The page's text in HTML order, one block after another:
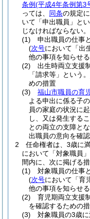
条例(平成4年条例第3
っては、 同条の規定
いて「申出職員」と
じなければならない。
(1)
申出職員の仕事
(次号において「出
他の事項を知らせ
(2)
出生時両立支援
「請求等」という
めの措置
(3)
福山市職員の育
よる申出に係る子
員の家庭の状況に
し、又は発生する
との両立の支障と
出職員の意向を確
2
任命権者は、3歳に
において「対象職員
間内に、次に掲げる
(1)
対象職員の仕事
(次号において「育
他の事項を知らせ
(2)
育児期両立支援
を確認するための
(3)
対象職員の3歳